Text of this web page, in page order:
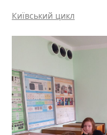
Київський цикл